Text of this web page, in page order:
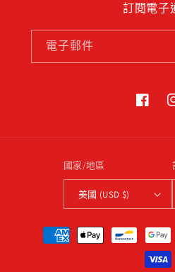
訂閱電子
電子郵件
國家/地區
美國 (USD $)